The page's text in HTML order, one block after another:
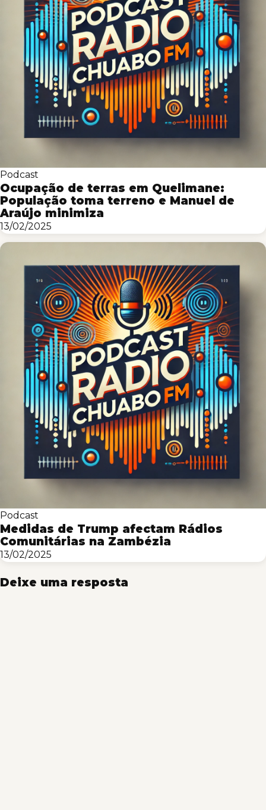
Podcast
Ocupação de terras em Quelimane:
População toma terreno e Manuel de
Araújo minimiza
13/02/2025
Podcast
Medidas de Trump afectam Rádios
Comunitárias na Zambézia
13/02/2025
Deixe uma resposta